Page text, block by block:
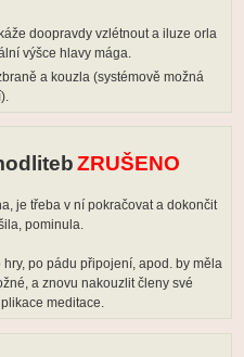
doopravdy vzlétnout a iluze orla
výšce hlavy mága.
a kouzla (systémově možná
ZRUŠENO
je třeba v ní pokračovat a dokončit
pominula.
po pádu připojení, apod. by měla
a znovu nakouzlit členy své
meditace.